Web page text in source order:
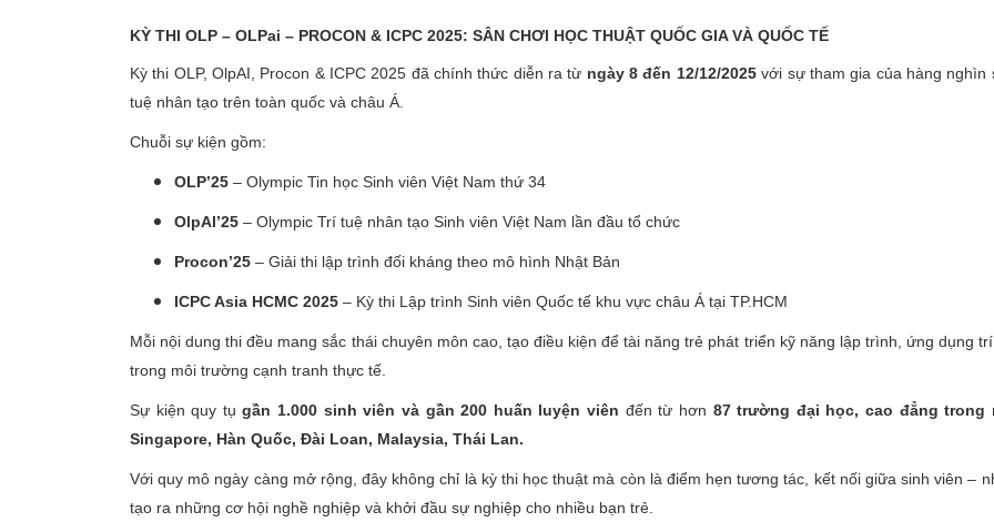
KỲ THI OLP – OLPai – PROCON & ICPC 2025: SÂN CHƠI HỌC THUẬT QUỐC GIA VÀ QUỐC TẾ
Kỳ thi OLP, OlpAI, Procon & ICPC 2025 đã chính thức diễn ra từ ngày 8 đến 12/12/2025với sự tham gia của hàng nghìn
tuệ nhân tạo trên toàn quốc và châu Á.
Chuỗi sự kiện gồm:
OLP’25 – Olympic Tin học Sinh viên Việt Nam thứ 34
OlpAI’25 – Olympic Trí tuệ nhân tạo Sinh viên Việt Nam lần đầu tổ chức
Procon’25 – Giải thi lập trình đối kháng theo mô hình Nhật Bản
ICPC Asia HCMC 2025 – Kỳ thi Lập trình Sinh viên Quốc tế khu vực châu Á tại TP.HCM
Mỗi nội dung thi đều mang sắc thái chuyên môn cao, tạo điều kiện để tài năng trẻ phát triển kỹ năng lập trình, ứng dụng
trong môi trường cạnh tranh thực tế.
Sự kiện quy tụgần 1.000 sinh viên và gần 200 huấn luyện viên đến từ hơn 87 trường đại học, cao đẳng trong
Singapore, Hàn Quốc, Đài Loan, Malaysia, Thái Lan.
Với quy mô ngày càng mở rộng, đây không chỉ là kỳ thi học thuật mà còn là điểm hẹn tương tác, kết nối giữa sinh viên –
tạo ra những cơ hội nghề nghiệp và khởi đầu sự nghiệp cho nhiều bạn trẻ.